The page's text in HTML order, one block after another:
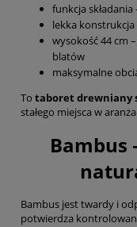
funkcja
lekka konstrukcja
wysokość 44 cm
blatów
maksymalne
To taboret drewniany
stałego miejsca w
Bambus
Bambus jest twardy i
potwierdza